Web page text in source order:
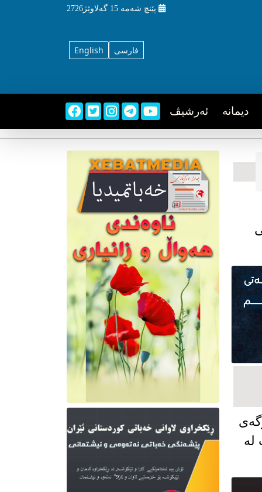
پێنچ شه‌مه‌ 15 گه‌لاوێژ2726
English فارسی
دیمانه ئه‌رشیڤ
لە